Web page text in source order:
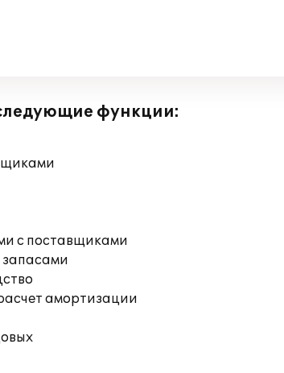
функции:
с поставщиками
амортизации